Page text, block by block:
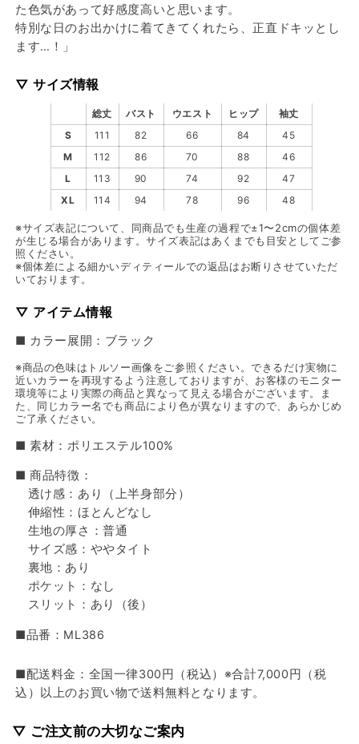
た色気があって好感度高いと思います。
特別な日のお出かけに着てきてくれたら、正直ドキッとし
ます…！」
▽ サイズ情報
総丈 バスト ウエスト ヒップ
袖丈
S
111 82 66 84
45
M
112 86 70 88
46
L
113 90 74 92
47
XL
114 94 78 96 48
※サイズ表記について、同商品でも生産の過程で±1〜2cmの個体差
が生じる場合があります。サイズ表記はあくまでも目安としてご参
照ください。
※個体差による細かいディティールでの返品はお断りさせていただ
いております。
▽ アイテム情報
■ カラー展開：ブラック
※商品の色味はトルソー画像をご参照ください。できるだけ実物に
近いカラーを再現するよう注意しておりますが、お客様のモニター
環境等により実際の商品と異なって見える場合がございます。ま
た、同じカラー名でも商品により色が異なりますので、あらかじめ
ご了承ください。
■ 素材：ポリエステル100%
■ 商品特徴：
透け感：あり（上半身部分）
伸縮性：ほとんどなし
生地の厚さ：普通
サイズ感：ややタイト
裏地：あり
ポケット：なし
スリット：あり（後）
■品番：ML386
■配送料金：全国一律300円（税込）※合計7,000円（税
込）以上のお買い物で送料無料となります。
▽ ご注文前の大切なご案内